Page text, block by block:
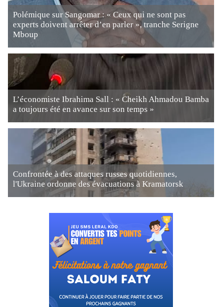
Polémique sur Sangomar : « Ceux qui ne sont pas
experts doivent arrêter d’en parler », tranche Serigne
Mboup
L’économiste Ibrahima Sall : « Cheikh Ahmadou Bamba
a toujours été en avance sur son temps »
Confrontée à des attaques russes quotidiennes,
l'Ukraine ordonne des évacuations à Kramatorsk